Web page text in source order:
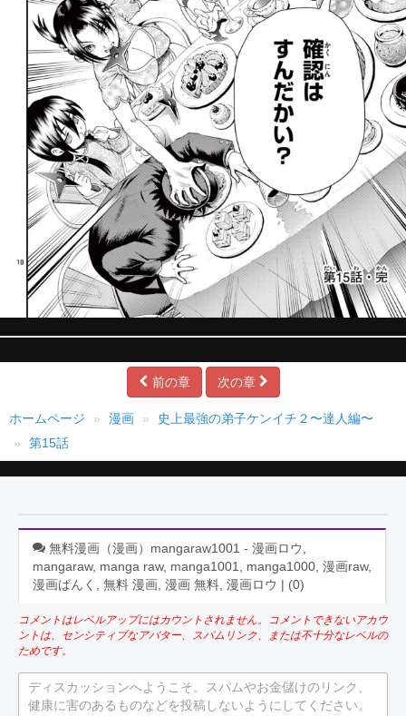
前の章 次の章
ホームページ 漫画
史上最強の弟子ケンイチ２〜達人編〜
第15話
無料漫画（漫画）mangaraw1001 - 漫画ロウ,
mangaraw, manga raw, manga1001, manga1000, 漫画raw,
漫画ばんく, 無料 漫画, 漫画 無料, 漫画ロウ | (0)
コメントはレベルアップにはカウントされません。コメントできないアカウ
ントは、センシティブなアバター、スパムリンク、または不十分なレベルの
ためです。
ディスカッションへようこそ。スパムやお金儲けのリンク、
健康に害のあるものなどを投稿しないようにしてください。